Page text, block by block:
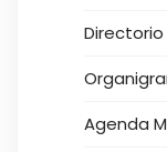
Agenda